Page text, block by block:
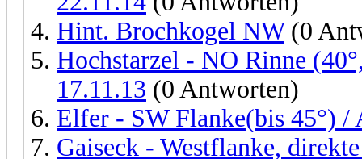
Hint. Brochkogel NW(0
Hochstarzel - NO Rinne
17.11.13 (0 Antworten)
Elfer - SW Flanke(bis 45°) /
Gaiseck - Westflanke,